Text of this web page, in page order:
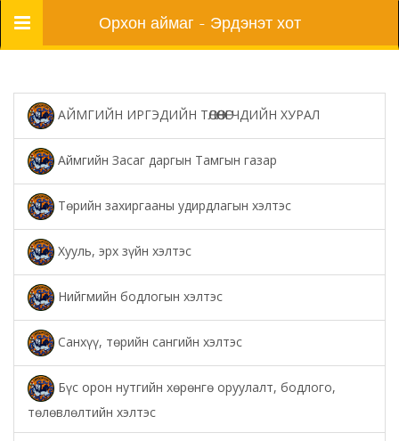
Цэс Орхон аймаг - Эрдэнэт хот
АЙМГИЙН ИРГЭДИЙН ТӨЛӨӨЛӨГЧДИЙН ХУРАЛ
Аймгийн Засаг даргын Тамгын газар
Төрийн захиргааны удирдлагын хэлтэс
Хууль, эрх зүйн хэлтэс
Нийгмийн бодлогын хэлтэс
Санхүү, төрийн сангийн хэлтэс
Бүс орон нутгийн хөрөнгө оруулалт, бодлого,
төлөвлөлтийн хэлтэс